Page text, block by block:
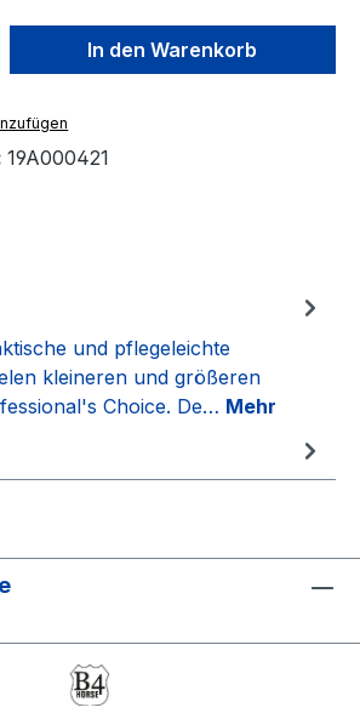
Gib den
In den Warenkorb
19A000421
und pflegeleichte
kleineren und größeren
Choice. De… Mehr